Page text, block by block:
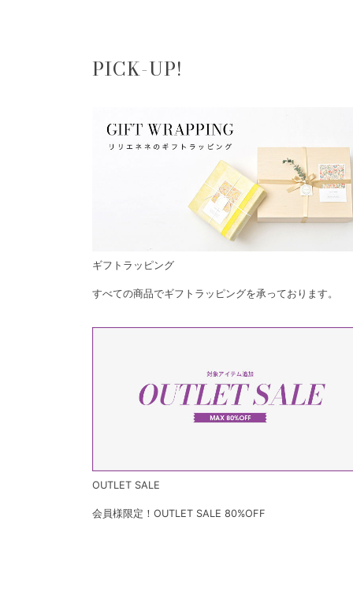
PICK-UP!
ギフトラッピング
すべての商品でギフトラッピングを承っております。
OUTLET SALE
会員様限定！OUTLET SALE 80%OFF